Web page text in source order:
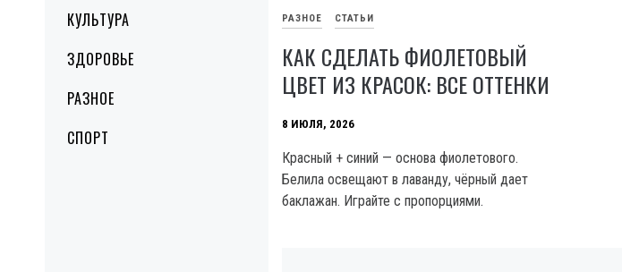
КУЛЬТУРА
ЗДОРОВЬЕ
РАЗНОЕ
СПОРТ
РАЗНОЕ СТАТЬИ
КАК СДЕЛАТЬ ФИОЛЕТОВЫЙ
ЦВЕТ ИЗ КРАСОК: ВСЕ ОТТЕНКИ
8 ИЮЛЯ, 2026
Красный + синий — основа фиолетового.
Белила освещают в лаванду, чёрный дает
баклажан. Играйте с пропорциями.